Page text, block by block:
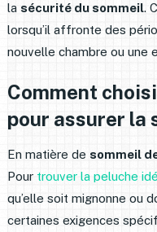
la sécurité du sommeil.
lorsqu’il affronte des
nouvelle chambre ou une
Comment
pour assurer la
En matière de sommeil
Pour trouver la peluche
qu’elle soit mignonne ou
certaines exigences